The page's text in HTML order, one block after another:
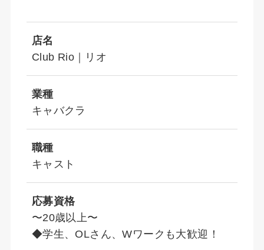
店名
Club Rio｜リオ
業種
キャバクラ
職種
キャスト
応募資格
〜20歳以上〜
◆学生、OLさん、Wワークも大歓迎！